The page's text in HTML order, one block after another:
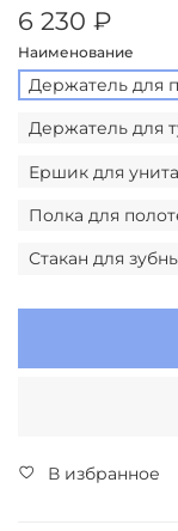
6 230 ₽
Наименование
Держатель для
Держатель для
Ершик для
Полка для
Стакан для
В избранное